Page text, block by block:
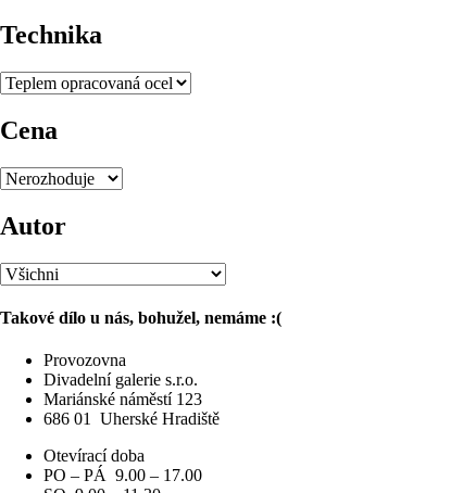
Technika
Cena
Autor
Takové dílo u nás, bohužel, nemáme :(
Provozovna
Divadelní galerie s.r.o.
Mariánské náměstí 123
686 01
Uherské Hradiště
Otevírací doba
PO – PÁ 9.00 – 17.00